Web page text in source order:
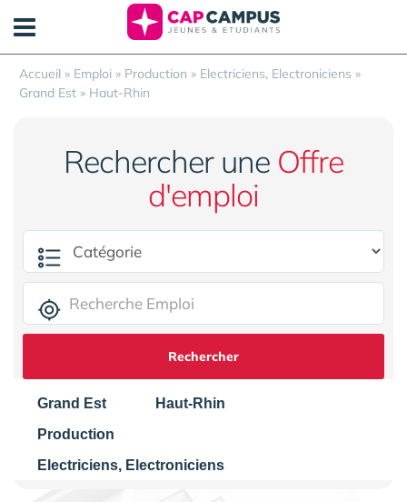
Accueil » Emploi » Production » Electriciens, Electroniciens »
Grand Est » Haut-Rhin
Rechercher une Offre
d'emploi
Rechercher
Grand Est
Haut-Rhin
Production
Electriciens, Electroniciens
Panneau de gestion des cookies